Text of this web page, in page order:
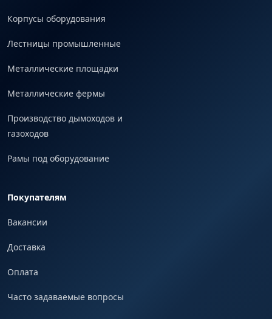
Корпусы оборудования
Лестницы промышленные
Металлические площадки
Металлические фермы
Производство дымоходов и
газоходов
Рамы под оборудование
Покупателям
Вакансии
Доставка
Оплата
Часто задаваемые вопросы